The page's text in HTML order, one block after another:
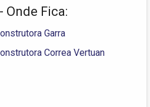
Onde Fica:
Garra
Correa Vertuan